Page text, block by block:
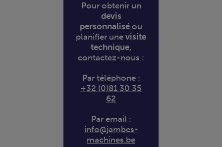
Pour obtenir un
devis
personnaliséou
planifier unevisite
technique,
contactez-nous :
Par téléphone :
+32 (0)81 30 35
62
Par email :
info@jambes-
machines.be